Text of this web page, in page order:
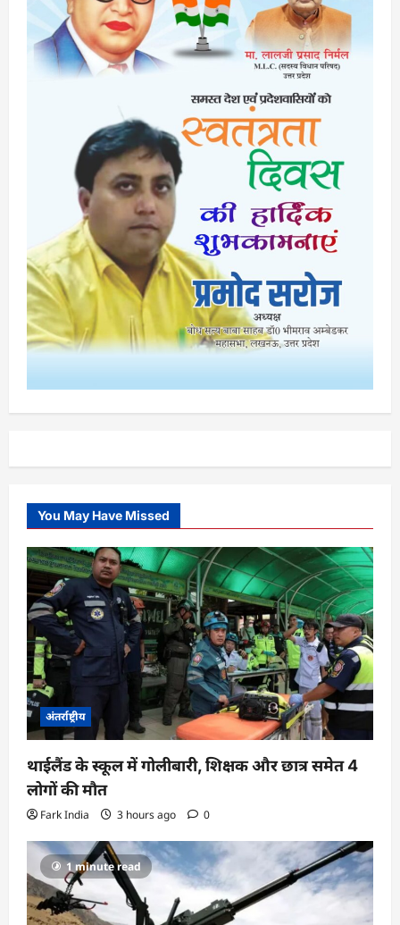
You May Have Missed
अंतर्राष्ट्रीय
थाईलैंड के स्कूल में गोलीबारी, शिक्षक और छात्र समेत 4
लोगों की मौत
Fark India 3 hours ago 0
1 minute read